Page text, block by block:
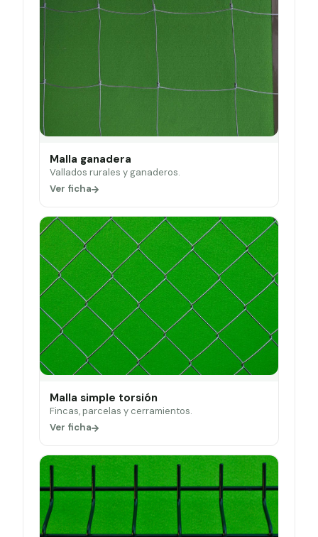
Malla ganadera
Vallados rurales y ganaderos.
Ver ficha
Malla simple torsión
Fincas, parcelas y cerramientos.
Ver ficha